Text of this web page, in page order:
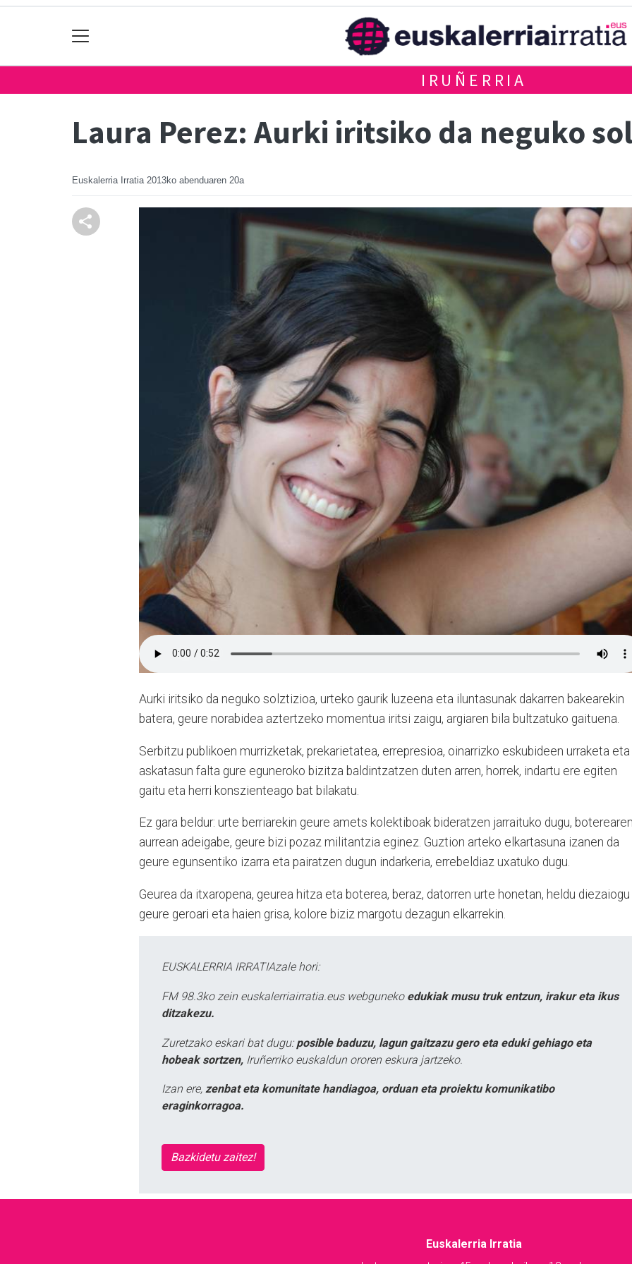
IRUÑERRIA
Laura Perez: Aurki iritsiko da neguko
Euskalerria Irratia 2013ko abenduaren 20a
Aurki iritsiko da neguko solztizioa, urteko gaurik luzeena eta iluntasunak dakarren bakearekin
batera, geure norabidea aztertzeko momentua iritsi zaigu, argiaren bila bultzatuko gaituena.
Serbitzu publikoen murrizketak, prekarietatea, errepresioa, oinarrizko eskubideen urraketa eta
askatasun falta gure eguneroko bizitza baldintzatzen duten arren, horrek, indartu ere egiten
gaitu eta herri konszienteago bat bilakatu.
Ez gara beldur: urte berriarekin geure amets kolektiboak bideratzen jarraituko dugu,
aurrean adeigabe, geure bizi pozaz militantzia eginez. Guztion arteko elkartasuna izanen da
geure egunsentiko izarra eta pairatzen dugun indarkeria, errebeldiaz uxatuko dugu.
Geurea da itxaropena, geurea hitza eta boterea, beraz, datorren urte honetan, heldu diezaiogu
geure geroari eta haien grisa, kolore biziz margotu dezagun elkarrekin.
EUSKALERRIA IRRATIAzale hori:
FM 98.3ko zein euskalerriairratia.eus webguneko edukiak musu truk entzun, irakur eta ikus
ditzakezu.
Zuretzako eskari bat dugu: posible baduzu, lagun gaitzazu gero eta eduki gehiago eta
hobeak sortzen, Iruñerriko euskaldun ororen eskura jartzeko.
Izan ere, zenbat eta komunitate handiagoa, orduan eta proiektu komunikatibo
eraginkorragoa.
Bazkidetu zaitez!
Euskalerria Irratia